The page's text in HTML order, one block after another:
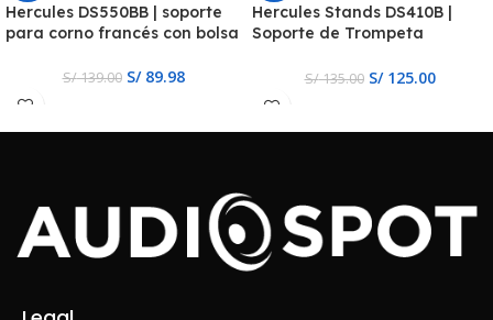
Hercules DS550BB | soporte
para corno francés con bolsa
S/139.00 S/89.98
Hercules Stands DS410B |
Soporte de Trompeta
S/135.00 S/125.00